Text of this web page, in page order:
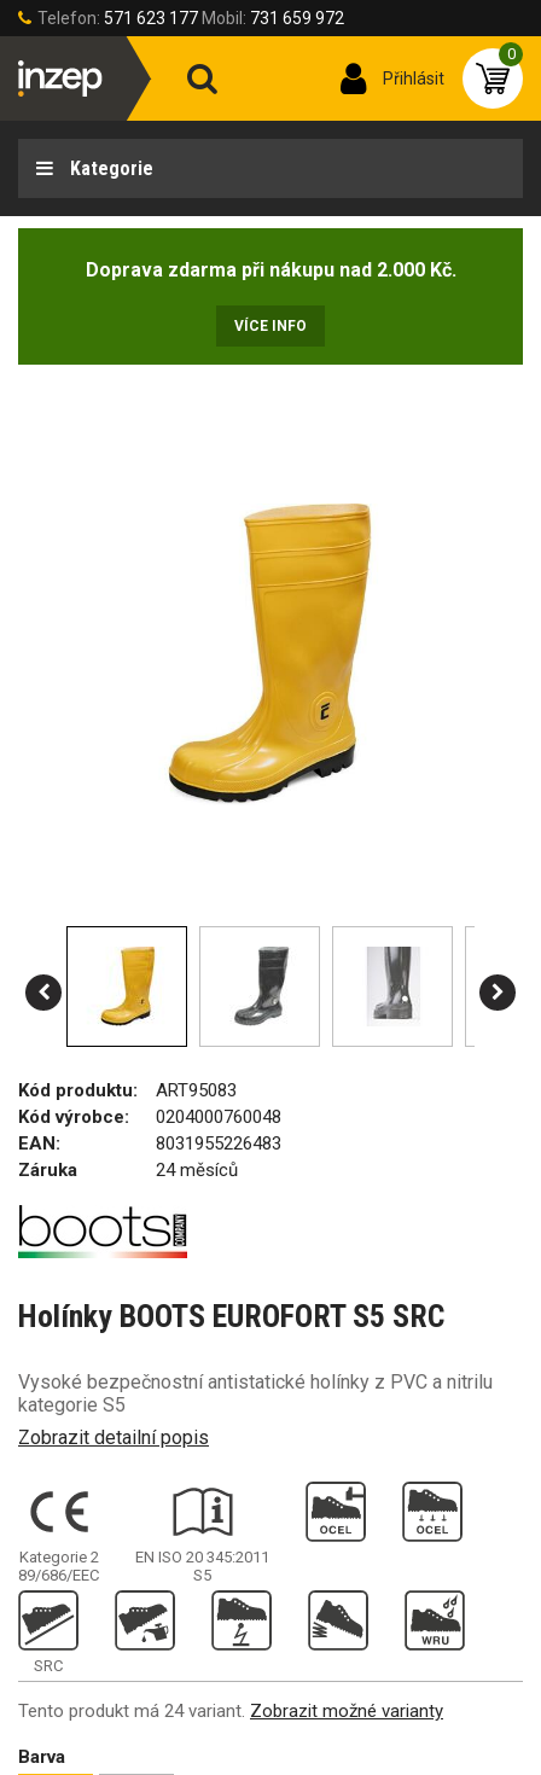
Telefon: 571 623 177 Mobil: 731 659 972
Přihlásit
0
Kategorie
Doprava zdarma při nákupu nad 2.000 Kč.
VÍCE INFO
Kód produktu:
ART95083
Kód výrobce:
0204000760048
EAN:
8031955226483
Záruka
24 měsíců
Holínky BOOTS EUROFORT S5 SRC
Vysoké bezpečnostní antistatické holínky z PVC a nitrilu
kategorie S5
Zobrazit detailní popis
Kategorie 2
89/686/EEC
EN ISO 20 345:2011
S5
SRC
Tento produkt má 24 variant. Zobrazit možné varianty
Barva